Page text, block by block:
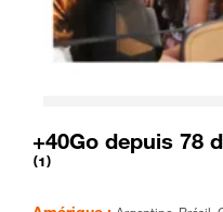
+40Go depuis 78
⁽¹⁾